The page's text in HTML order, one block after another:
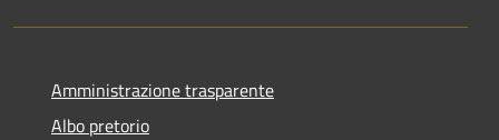
Amministrazione trasparente
Albo pretorio